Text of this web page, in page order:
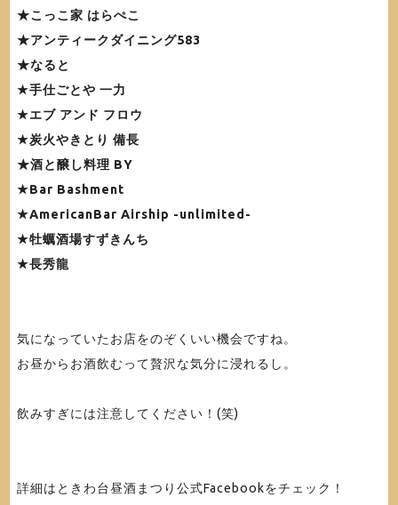
★こっこ家 はらぺこ
★アンティークダイニング583
★なると
★手仕ごとや 一力
★エブ アンド フロウ
★炭火やきとり 備長
★酒と醸し料理 BY
★Bar Bashment
★AmericanBar Airship -unlimited-
★牡蠣酒場すずきんち
★長秀龍
気になっていたお店をのぞくいい機会ですね。
お昼からお酒飲むって贅沢な気分に浸れるし。
飲みすぎには注意してください！(笑)
詳細はときわ台昼酒まつり公式Facebookをチェック！